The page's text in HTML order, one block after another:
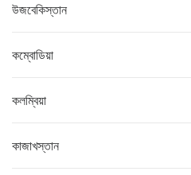
উজবেকিস্তান
কম্বোডিয়া
কলম্বিয়া
কাজাখস্তান